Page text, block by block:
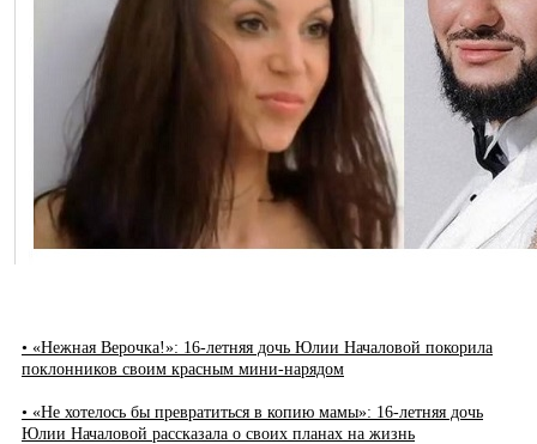
• «Нежная Верочка!»: 16-летняя дочь Юлии Началовой покорила
поклонников своим красным мини-нарядом
• «Не хотелось бы превратиться в копию мамы»: 16-летняя дочь
Юлии Началовой рассказала о своих планах на жизнь